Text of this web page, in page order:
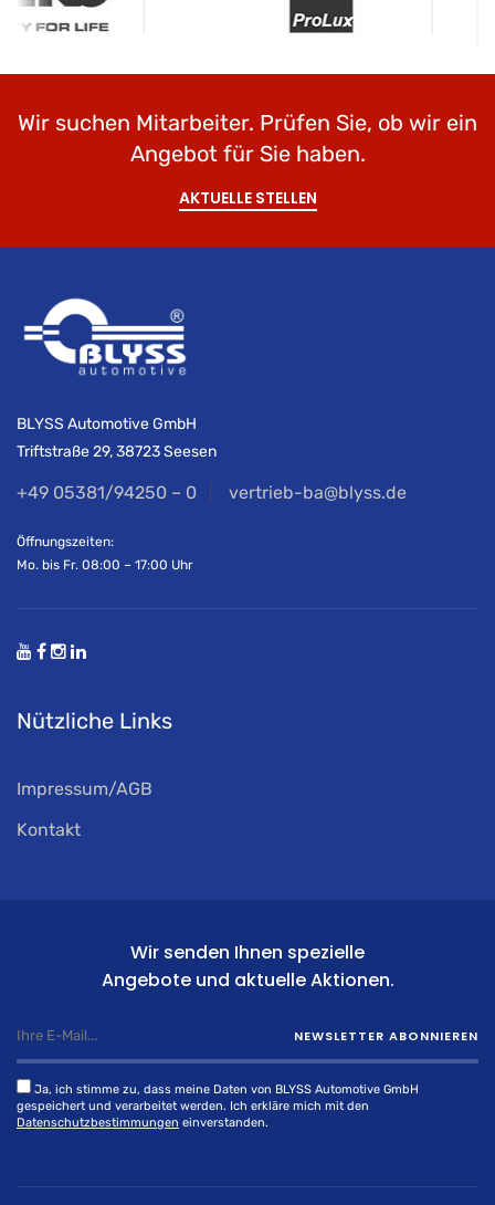
Wir suchen Mitarbeiter. Prüfen Sie, ob wir ein
Angebot für Sie haben.
AKTUELLE STELLEN
BLYSS Automotive GmbH
Triftstraße 29, 38723 Seesen
+49 05381/94250 – 0 vertrieb-ba@blyss.de
Öffnungszeiten:
Mo. bis Fr. 08:00 – 17:00 Uhr
Nützliche Links
Impressum/AGB
Kontakt
Wir senden Ihnen spezielle
Angebote und aktuelle Aktionen.
NEWSLETTER ABONNIEREN
Ja, ich stimme zu, dass meine Daten von BLYSS Automotive GmbH
gespeichert und verarbeitet werden. Ich erkläre mich mit den
Datenschutzbestimmungen einverstanden.